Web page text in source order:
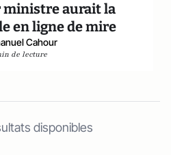
ministre aurait la
en ligne de mire
Cahour
de lecture
disponibles